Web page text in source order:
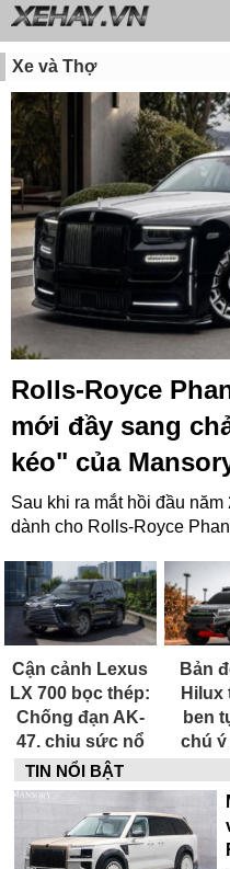
Xe và Thợ
Rolls-Royce
mới đầy sang
kéo" của
Sau khi ra mắt hồi đầu năm
dành cho Rolls-Royce
Cận cảnh Lexus
LX 700 bọc thép:
Chống đạn AK-
47, chịu sức nổ
lựu đạn và dàn
trang bị như xe
đặc vụ
Bản
Hilux
ben
chú
TIN NỔI BẬT